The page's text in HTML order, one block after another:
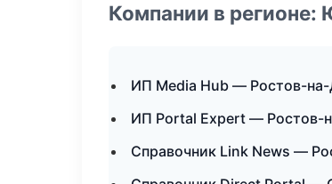
Компании в
ИП Media Hub — Ростов-
ИП Portal Expert — Ростов-
Справочник Link News —